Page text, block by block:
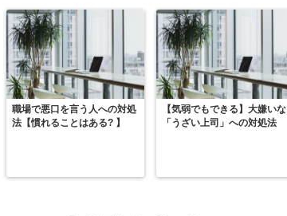
職場で悪口を言う人への対処
法【慣れることはある? 】
【気弱でもできる】大嫌いな
「うざい上司」への対処法